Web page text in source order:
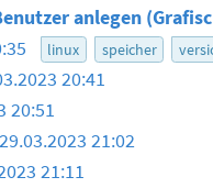
anlegen
linux speicher
20:41
20:51
29.03.2023 21:02
21:11